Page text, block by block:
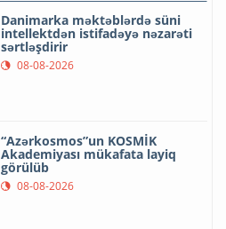
Danimarka məktəblərdə süni
intellektdən istifadəyə nəzarəti
sərtləşdirir
08-08-2026
“Azərkosmos”un KOSMİK
Akademiyası mükafata layiq
görülüb
08-08-2026